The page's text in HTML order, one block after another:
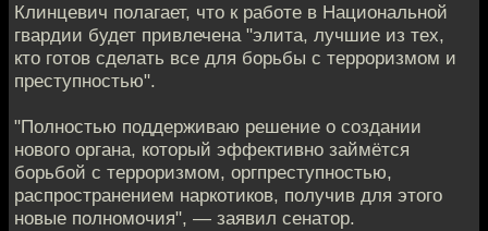
Клинцевич полагает, что к работе в Национальной
гвардии будет привлечена "элита, лучшие из тех,
кто готов сделать все для борьбы с терроризмом и
преступностью".
"Полностью поддерживаю решение о создании
нового органа, который эффективно займётся
борьбой с терроризмом, оргпреступностью,
распространением наркотиков, получив для этого
новые полномочия", — заявил сенатор.